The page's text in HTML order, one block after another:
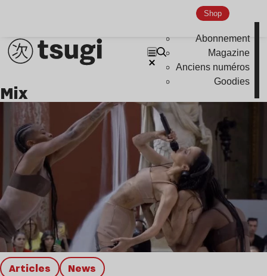
Shop
Abonnement
Magazine
Anciens numéros
Goodies
mix
Articles news